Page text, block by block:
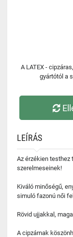
A LATEX -
gyártótól a
LEÍRÁS
Az érzékien testhez
szerelmeseinek!
Kiváló minőségű,
simuló fazonú női
Rövid ujjakkal,
A cipzárnak